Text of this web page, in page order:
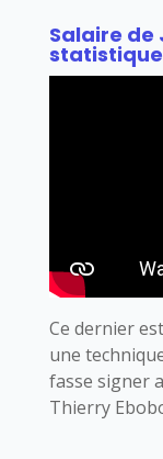
Salaire de
Ce dernier
une
fasse signer
Thierry